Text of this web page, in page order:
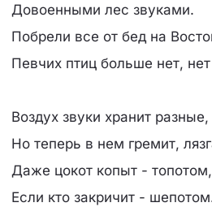
Довоенными лес звуками.
Побрели все от бед на
Певчих птиц больше нет,
Воздух звуки хранит разные,
Но теперь в нем гремит,
Даже цокот копыт - топотом,
Если кто закричит -